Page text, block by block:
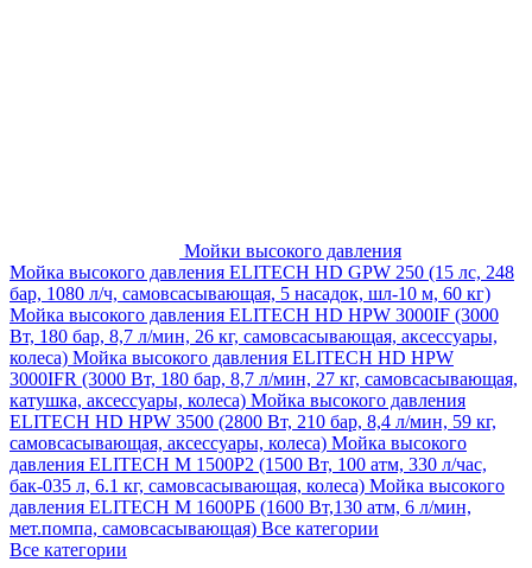
Мойки высокого давления
Мойка высокого давления ELITECH HD GPW 250 (15 лс, 248
бар, 1080 л/ч, самовсасывающая, 5 насадок, шл-10 м, 60 кг)
Мойка высокого давления ELITECH HD HPW 3000IF (3000
Вт, 180 бар, 8,7 л/мин, 26 кг, самовсасывающая, аксессуары,
колеса) Мойка высокого давления ELITECH HD HPW
3000IFR (3000 Вт, 180 бар, 8,7 л/мин, 27 кг, самовсасывающая,
катушка, аксессуары, колеса) Мойка высокого давления
ELITECH HD HPW 3500 (2800 Вт, 210 бар, 8,4 л/мин, 59 кг,
самовсасывающая, аксессуары, колеса) Мойка высокого
давления ELITECH M 1500P2 (1500 Вт, 100 атм, 330 л/час,
бак-035 л, 6.1 кг, самовсасывающая, колеса) Мойка высокого
давления ELITECH М 1600РБ (1600 Вт,130 атм, 6 л/мин,
мет.помпа, самовсасывающая) Все категории
Все категории